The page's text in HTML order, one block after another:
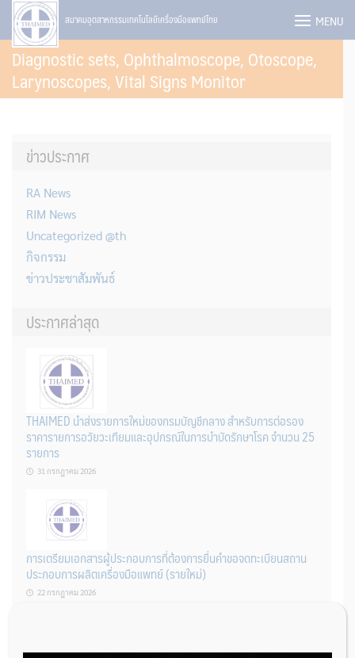
Skip
content
สมาคมอุตสาหกรรมเทคโนโลยีเครื่องมือแพทย์ไทย MENU
Diagnostic sets, Ophthalmoscope, Otoscope,
Larynoscopes, Vital Signs Monitor
ข่าวประกาศ
RA News
RIM News
Uncategorized @th
กิจกรรม
ข่าวประชาสัมพันธ์
ประกาศล่าสุด
THAIMED นำส่งรายการใหม่ของกรมบัญชีกลาง สำหรับการต่อรอง
ราคารายการอวัยวะเทียมและอุปกรณ์ในการบำบัดรักษาโรค จำนวน 25
รายการ
31 กรกฎาคม 2026
การเตรียมเอกสารผู้ประกอบการที่ต้องการยื่นคำขอจดทะเบียนสถาน
ประกอบการผลิตเครื่องมือแพทย์ (รายใหม่)
22 กรกฎาคม 2026